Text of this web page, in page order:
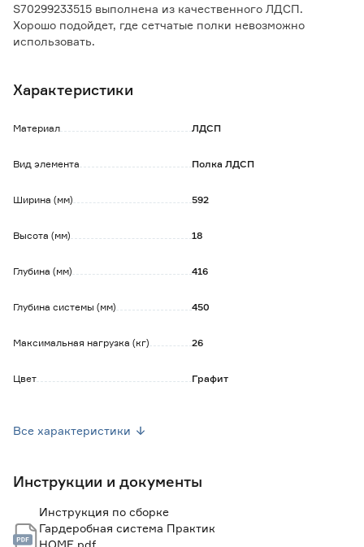
S70299233515 выполнена из качественного ЛДСП.
Хорошо подойдет, где сетчатые полки невозможно
использовать.
Все комплектующие приобретаются отдельно.
Характеристики
Материал ЛДСП
Вид элемента Полка ЛДСП
Ширина (мм) 592
Высота (мм) 18
Глубина (мм) 416
Глубина системы (мм) 450
Максимальная нагрузка (кг) 26
Цвет Графит
Страна производства Россия
Вес брутто (кг)
Все характеристики
Инструкции и документы
Инструкция по сборке
Гардеробная система Практик
HOME.pdf